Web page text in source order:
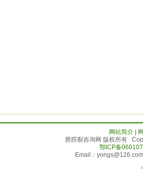
网站简介|
唇腭裂咨询网 版权所有
鄂ICP备
Email：